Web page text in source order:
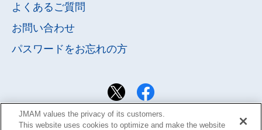
よくあるご質問
お問い合わせ
パスワードをお忘れの方
JMAM values the privacy of its customers.
This website uses cookies to optimize and make the website